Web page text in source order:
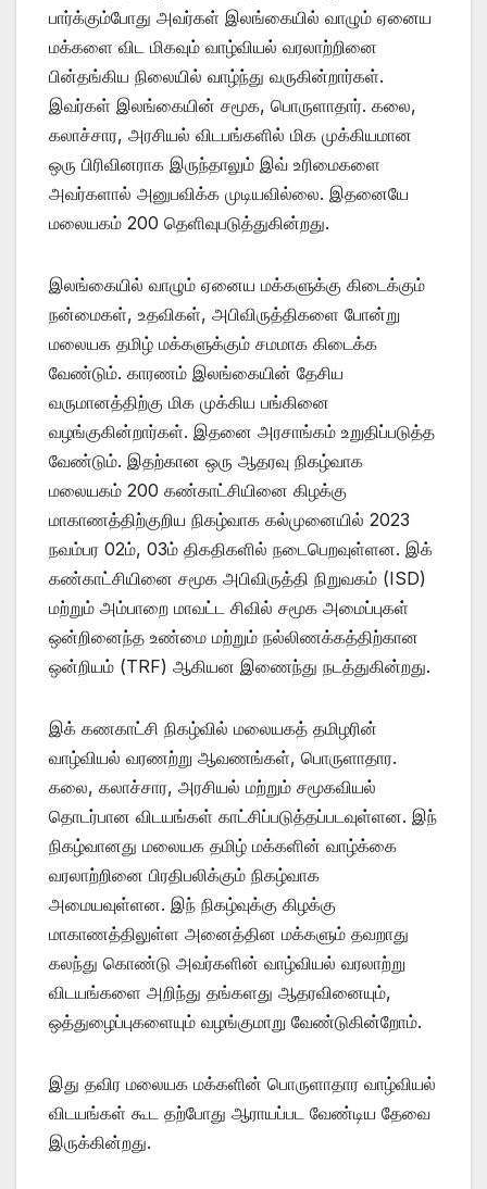
பார்க்கும்போது அவர்கள் இலங்கையில் வாழும் ஏனைய
மக்களை விட மிகவும் வாழ்வியல் வரலாற்றினை
பின்தங்கிய நிலையில் வாழ்ந்து வருகின்றார்கள்.
இவர்கள் இலங்கையின் சமூக, பொருளாதார். கலை,
கலாச்சார, அரசியல் விடபங்களில் மிக முக்கியமான
ஒரு பிரிவினராக இருந்தாலும் இவ் உரிமைகளை
அவர்களால் அனுபவிக்க முடியவில்லை. இதனையே
மலையகம் 200 தெளிவுபடுத்துகின்றது.
இலங்கையில் வாழும் ஏனைய மக்களுக்கு கிடைக்கும்
நன்மைகள், உதவிகள், அபிவிருத்திகளை போன்று
மலையக தமிழ் மக்களுக்கும் சமமாக கிடைக்க
வேண்டும். காரணம் இலங்கையின் தேசிய
வருமானத்திற்கு மிக முக்கிய பங்கினை
வழங்குகின்றார்கள். இதனை அரசாங்கம் உறுதிப்படுத்த
வேண்டும். இதற்கான ஒரு ஆதரவு நிகழ்வாக
மலையகம் 200 கண்காட்சியினை கிழக்கு
மாகாணத்திற்குறிய நிகழ்வாக கல்முனையில் 2023
நவம்பர 02ம், 03ம் திகதிகளில் நடைபெறவுள்ளன. இக்
கண்காட்சியினை சமூக அபிவிருத்தி நிறுவகம் (ISD)
மற்றும் அம்பாறை மாவட்ட சிவில் சமூக அமைப்புகள்
ஒன்றினைந்த உண்மை மற்றும் நல்லிணக்கத்திற்கான
ஒன்றியம் (TRF) ஆகியன இணைந்து நடத்துகின்றது.
இக் கணகாட்சி நிகழ்வில் மலையகத் தமிழரின்
வாழ்வியல் வரணற்று ஆவணங்கள், பொருளாதார.
கலை, கலாச்சார, அரசியல் மற்றும் சமூகவியல்
தொடர்பான விடயங்கள் காட்சிப்படுத்தப்படவுள்ளன. இந்
நிகழ்வானது மலையக தமிழ் மக்களின் வாழ்க்கை
வரலாற்றினை பிரதிபலிக்கும் நிகழ்வாக
அமையவுள்ளன. இந் நிகழ்வுக்கு கிழக்கு
மாகாணத்திலுள்ள அனைத்தின மக்களும் தவறாது
கலந்து கொண்டு அவர்களின் வாழ்வியல் வரலாற்று
விடயங்களை அறிந்து தங்களது ஆதரவினையும்,
ஒத்துழைப்புகளையும் வழங்குமாறு வேண்டுகின்றோம்.
இது தவிர மலையக மக்களின் பொருளாதார வாழ்வியல்
விடயங்கள் கூட தற்போது ஆராயப்பட வேண்டிய தேவை
இருக்கின்றது.